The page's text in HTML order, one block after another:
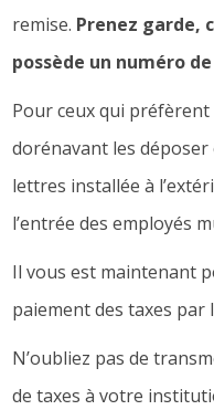
remise. Prenez garde,
possède un numéro
Pour ceux qui
dorénavant les
lettres installée à
l’entrée des employés
Il vous est maintenant
paiement des taxes
N’oubliez pas de
de taxes à votre